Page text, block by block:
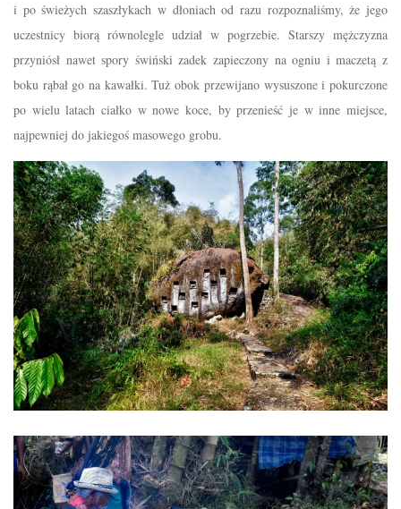
i po świeżych szaszłykach w dłoniach od razu rozpoznaliśmy, że jego
uczestnicy biorą równolegle udział w pogrzebie. Starszy mężczyzna
przyniósł nawet spory świński zadek zapieczony na ogniu i maczetą z
boku rąbał go na kawałki. Tuż obok przewijano wysuszone i pokurczone
po wielu latach ciałko w nowe koce, by przenieść je w inne miejsce,
najpewniej do jakiegoś masowego grobu.